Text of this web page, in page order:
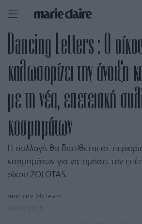
Dancing Letters : Ο
καλωσορίζει την άνοιξη
με τη νέα, επετειακή
κοσμημάτων
Η συλλογή θα διατίθεται σε
κοσμημάτων για να τιμήσει την
οίκου ZOLOTAS.
από την Mcteam